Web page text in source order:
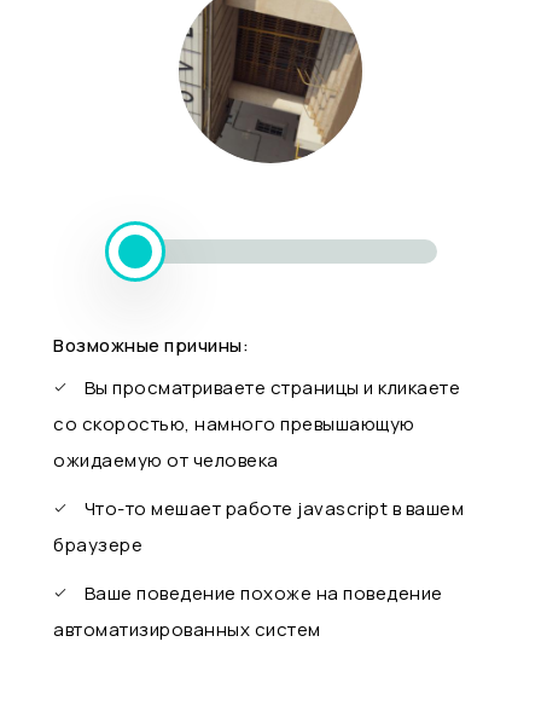
Возможные причины:
Вы просматриваете страницы и кликаете
со скоростью, намного превышающую
ожидаемую от человека
Что-то мешает работе javascript в вашем
браузере
Ваше поведение похоже на поведение
автоматизированных систем